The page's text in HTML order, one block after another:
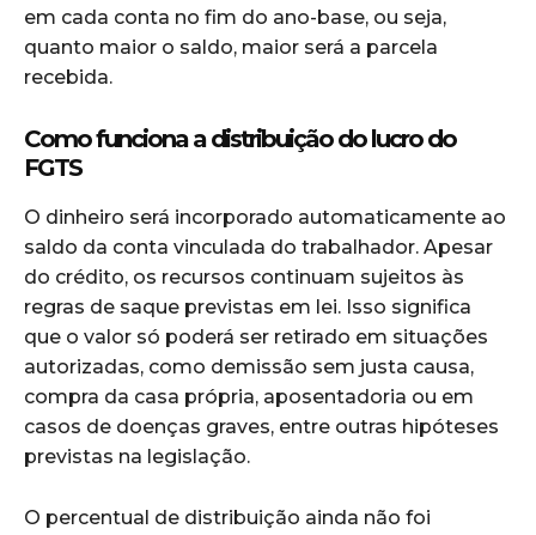
em cada conta no fim do ano-base, ou seja,
quanto maior o saldo, maior será a parcela
recebida.
Como funciona a distribuição do lucro do
FGTS
O dinheiro será incorporado automaticamente ao
saldo da conta vinculada do trabalhador. Apesar
do crédito, os recursos continuam sujeitos às
regras de saque previstas em lei. Isso significa
que o valor só poderá ser retirado em situações
autorizadas, como demissão sem justa causa,
compra da casa própria, aposentadoria ou em
casos de doenças graves, entre outras hipóteses
previstas na legislação.
O percentual de distribuição ainda não foi